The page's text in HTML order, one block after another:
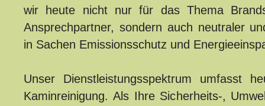
wir heute nicht nur für das Thema
Ansprechpartner, sondern auch neutraler
in Sachen Emissionsschutz und
Unser Dienstleistungsspektrum umfasst
Kaminreinigung. Als Ihre Sicherheits-,